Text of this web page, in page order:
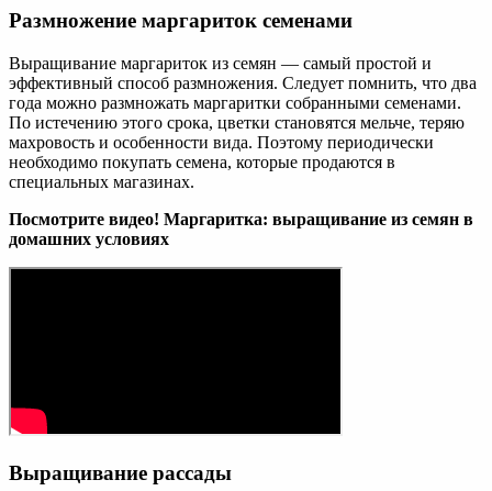
Размножение маргариток семенами
Выращивание маргариток из семян — самый простой и
эффективный способ размножения. Следует помнить, что два
года можно размножать маргаритки собранными семенами.
По истечению этого срока, цветки становятся мельче, теряю
махровость и особенности вида. Поэтому периодически
необходимо покупать семена, которые продаются в
специальных магазинах.
Посмотрите видео! Маргаритка: выращивание из семян в
домашних условиях
Выращивание рассады